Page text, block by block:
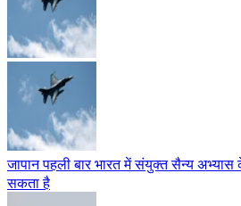
जापान पहली बार भारत में संयुक्त सैन्य
सकता है